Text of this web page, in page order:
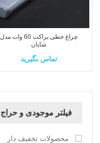
فیلتر موجودی و حراج
محصولات تخفیف دار
چراغ خطی براکت 60 وات مدل
شایان
تماس بگیرید